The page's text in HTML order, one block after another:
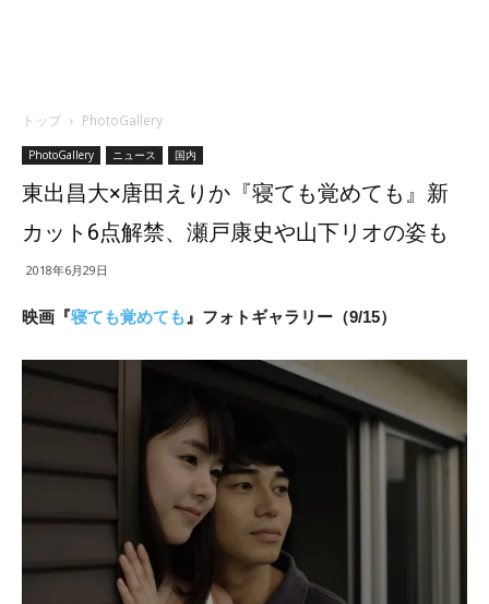
トップ PhotoGallery
PhotoGallery ニュース 国内
東出昌大×唐田えりか『寝ても覚めても』新
カット6点解禁、瀬戸康史や山下リオの姿も
2018年6月29日
映画『寝ても覚めても 』フォトギャラリー（9/15）